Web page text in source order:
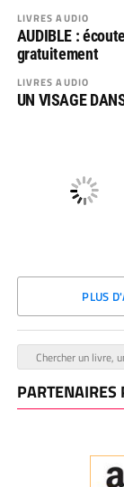
LIVRES AUDIO
AUDIBLE :
gratuitement
LIVRES AUDIO
UN VISAGE
PLUS
PARTENAIRES